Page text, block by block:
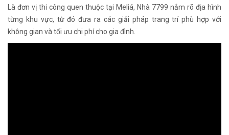
Là đơn vị thi công quen thuộc tại Meliá, Nhà 7799 nắm rõ địa hình
từng khu vực, từ đó đưa ra các giải pháp trang trí phù hợp với
không gian và tối ưu chi phí cho gia đình.